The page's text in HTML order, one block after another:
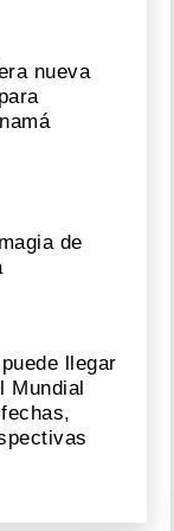
nueva
de
llegar
Mundial